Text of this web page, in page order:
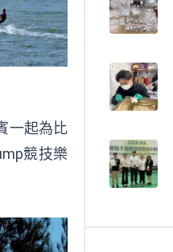
一起為比
競技樂